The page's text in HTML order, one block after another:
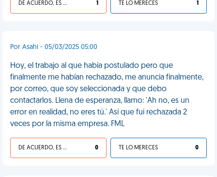
DE ACUERDO, ES UNA VIDA HP 1 TE LO MERECES 1
Por Asahi - 05/03/2025 05:00
Hoy, el trabajo al que había postulado pero que
finalmente me habían rechazado, me anuncia finalmente,
por correo, que soy seleccionada y que debo
contactarlos. Llena de esperanza, llamo: 'Ah no, es un
error en realidad, no eres tú.' Así que fui rechazada 2
veces por la misma empresa. FML
DE ACUERDO, ES UNA VIDA HP 0 TE LO MERECES 0